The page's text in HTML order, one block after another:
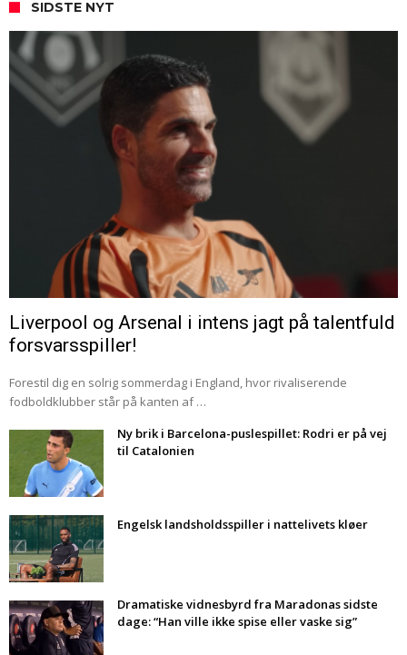
SIDSTE NYT
Liverpool og Arsenal i intens jagt på talentfuld
forsvarsspiller!
Forestil dig en solrig sommerdag i England, hvor rivaliserende
fodboldklubber står på kanten af …
Ny brik i Barcelona-puslespillet: Rodri er på vej
til Catalonien
Engelsk landsholdsspiller i nattelivets kløer
Dramatiske vidnesbyrd fra Maradonas sidste
dage: “Han ville ikke spise eller vaske sig”